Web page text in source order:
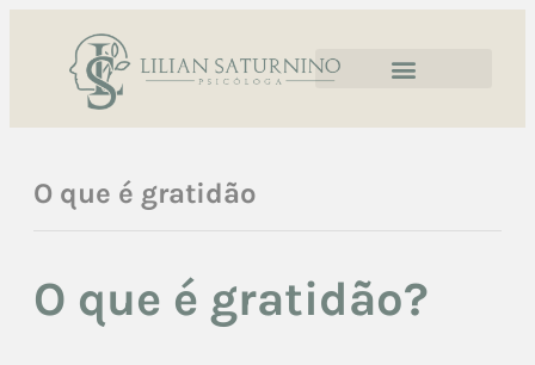
O que é gratidão
O que é gratidão?